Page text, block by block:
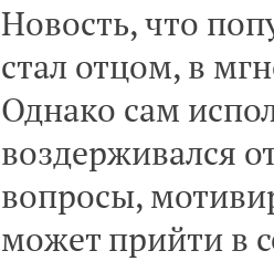
Новость, что
стал отцом, в
Однако сам
воздерживался
вопросы,
может прийти в